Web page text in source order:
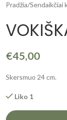
Pradžia/Sendaikčiai
€45,00
Skersmuo 24 cm.
Liko 1